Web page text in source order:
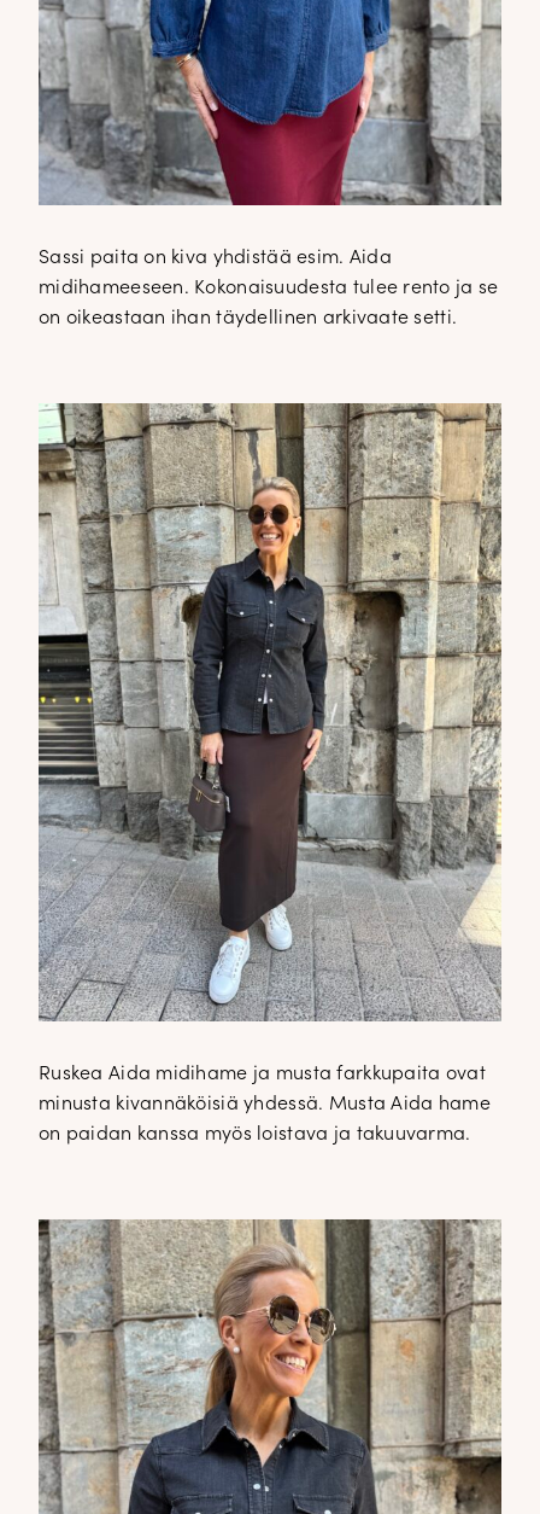
Sassi paita on kiva yhdistää esim. Aida
midihameeseen. Kokonaisuudesta tulee rento ja se
on oikeastaan ihan täydellinen arkivaate setti.
Ruskea Aida midihame ja musta farkkupaita ovat
minusta kivannäköisiä yhdessä. Musta Aida hame
on paidan kanssa myös loistava ja takuuvarma.